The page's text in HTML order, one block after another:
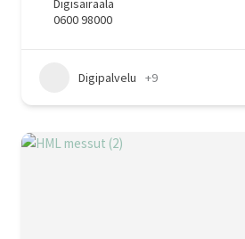
Digisairaala
0600 98000
Digipalvelu +9